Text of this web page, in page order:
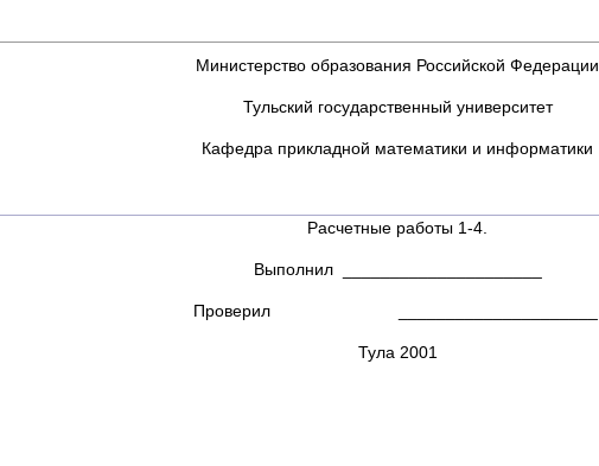
Министерство образования Российской Федерации
Тульский государственный университет
Кафедра прикладной математики и информатики
Расчетные работы 1-4.
Выполнил _____________________
Проверил _____________________
Тула 2001